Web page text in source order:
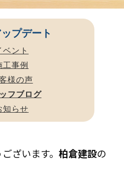
ざいます。 柏倉建設の
プデート
ベント
工事例
様の声
フブログ
知らせ